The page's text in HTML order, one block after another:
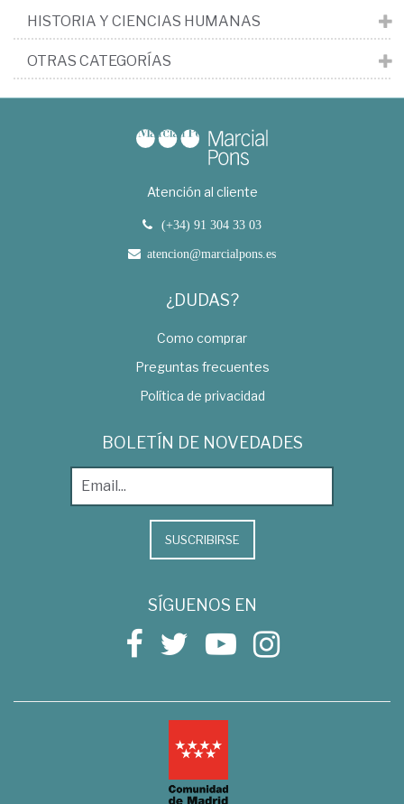
HISTORIA Y CIENCIAS HUMANAS
OTRAS CATEGORÍAS
Atención al cliente
(+34) 91 304 33 03
atencion@marcialpons.es
¿DUDAS?
Como comprar
Preguntas frecuentes
Política de privacidad
BOLETÍN DE NOVEDADES
SUSCRIBIRSE
SÍGUENOS EN